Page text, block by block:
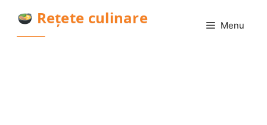
conținut
Rețete culinare Menu